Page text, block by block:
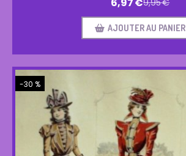
6,97€9,95€
AJOUTER AU PANIER
-30 %